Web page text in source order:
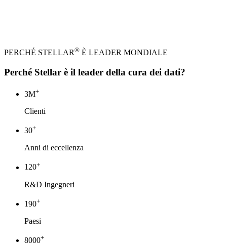
PERCHÉ STELLAR® È LEADER MONDIALE
Perché Stellar è il leader della cura dei dati?
3M+
Clienti
30+
Anni di eccellenza
120+
R&D Ingegneri
190+
Paesi
8000+